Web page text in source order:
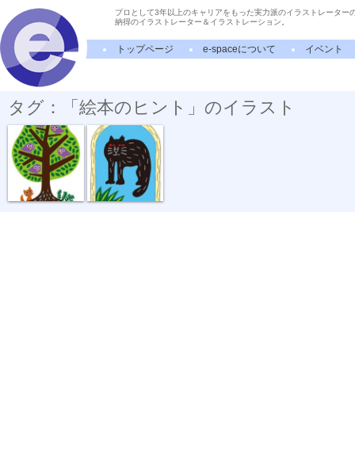
プロとして3年以上のキャリアをもった実力派のイラストレーター
納得のイラストレーター＆イラストレーション。
トップページ e-spaceについて イベント
タグ：「絵本のヒント」のイラスト
キツネとトリ... 鏡の中に